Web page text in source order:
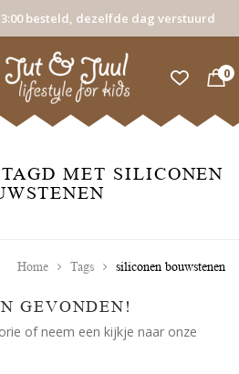
besteld, dezelfde dag verstuurd
0
MET SILICONEN
Home Tags siliconen bouwstenen
GEVONDEN!
of neem een kijkje naar onze